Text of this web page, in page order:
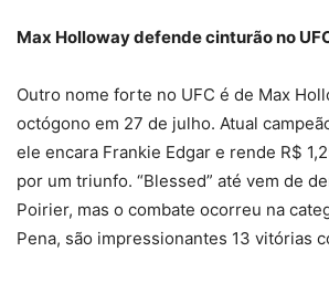
Max Holloway defende cinturão no
Outro nome forte no UFC é de Max
octógono em 27 de julho. Atual
ele encara Frankie Edgar e rende R$
por um triunfo. “Blessed” até vem de
Poirier, mas o combate ocorreu na
Pena, são impressionantes 13 vitórias